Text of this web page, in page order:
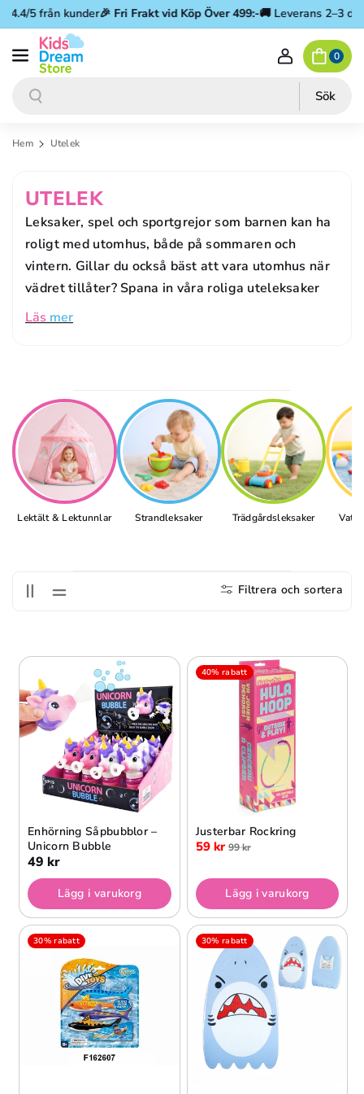
Gå vidare till innehåll
5 från kunder🎉Fri Frakt vid Köp Över 499:-🚚 Leverans 2–3 dagar
Sök Sök
0
Hem Utelek
P
R
O
D
U
K
R
E
UTELEK
Leksaker, spel och sportgrejor som barnen kan ha
roligt med utomhus, både på sommaren och
vintern. Gillar du också bäst att vara utomhus när
vädret tillåter? Spana in våra roliga uteleksaker
Läs mer
Lektält & Lektunnlar Strandleksaker Trädgårdsleksaker
Filtrera och sortera
Enhörning Såpbubblor –
Unicorn Bubble
49 kr
Lägg i varukorg
40% rabatt
Justerbar Rockring
59 kr 99 kr
Lägg i varukorg
30% rabatt 30% rabatt